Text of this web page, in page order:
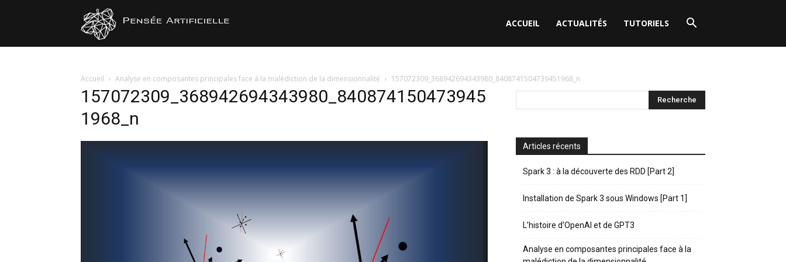
ACCUEIL ACTUALITÉS TUTORIELS
Accueil Analyse en composantes principales face à la malédiction de la dimensionnalité 157072309_368942694343980_8408741504739451968_n
157072309_368942694343980_840874150473945
1968_n
Articles récents
Spark 3 : à la découverte des RDD [Part 2]
Installation de Spark 3 sous Windows [Part 1]
L’histoire d’OpenAI et de GPT3
Analyse en composantes principales face à la